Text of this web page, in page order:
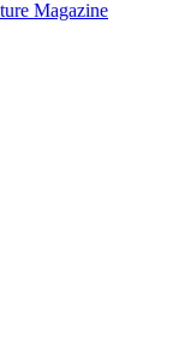
Magazine